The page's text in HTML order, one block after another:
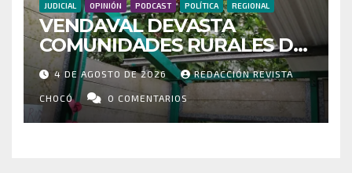
JUDICIAL OPINIÓN PODCAST POLÍTICA REGIONAL
VENDAVAL DEVASTA
COMUNIDADES RURALES DE
RIOSUCIO: ESCUELAS,
VIVIENDAS Y CEMENTERIO
ENTRE LOS AFECTADOS
4 DE AGOSTO DE 2026 REDACCIÓN REVISTA
CHOCÓ 0 COMENTARIOS